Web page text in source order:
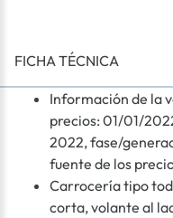
FICHA TÉCNICA
Información de la
precios: 01/01/
2022, fase/
fuente de los
Carrocería tipo
corta, volante al